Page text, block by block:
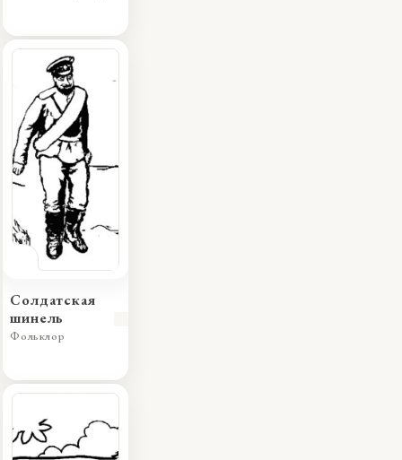
Солдатская
шинель
Фольклор